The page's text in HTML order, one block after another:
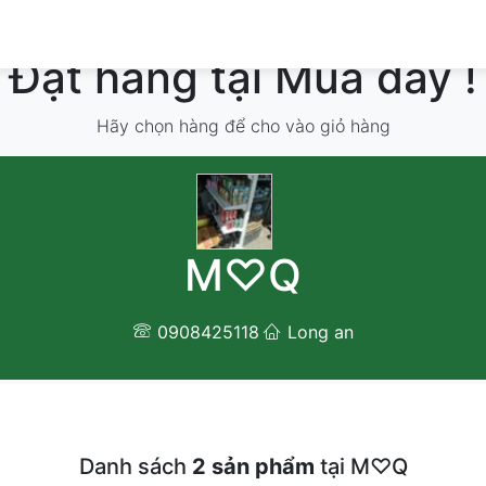
Đặt hàng tại Mua đây !
Hãy chọn hàng để cho vào giỏ hàng
M♡Q
0908425118 Long an
Danh sách 2 sản phẩm tại M♡Q